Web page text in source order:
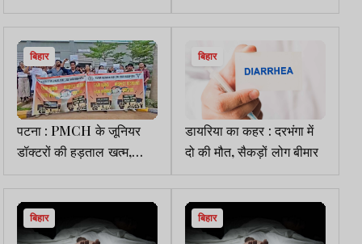
अनिल अंबानी और राणा कपूर
के खिलाफ आरोप पत्र दायर
पुलिस बल तैनात
बिहार
पटना : PMCH के जूनियर
डॉक्टरों की हड़ताल खत्म,
सरकार से लिखित समझौते के
बाद सेवाएं बहाल
बिहार
डायरिया का कहर : दरभंगा में
दो की मौत, सैकड़ों लोग बीमार
बिहार बिहार